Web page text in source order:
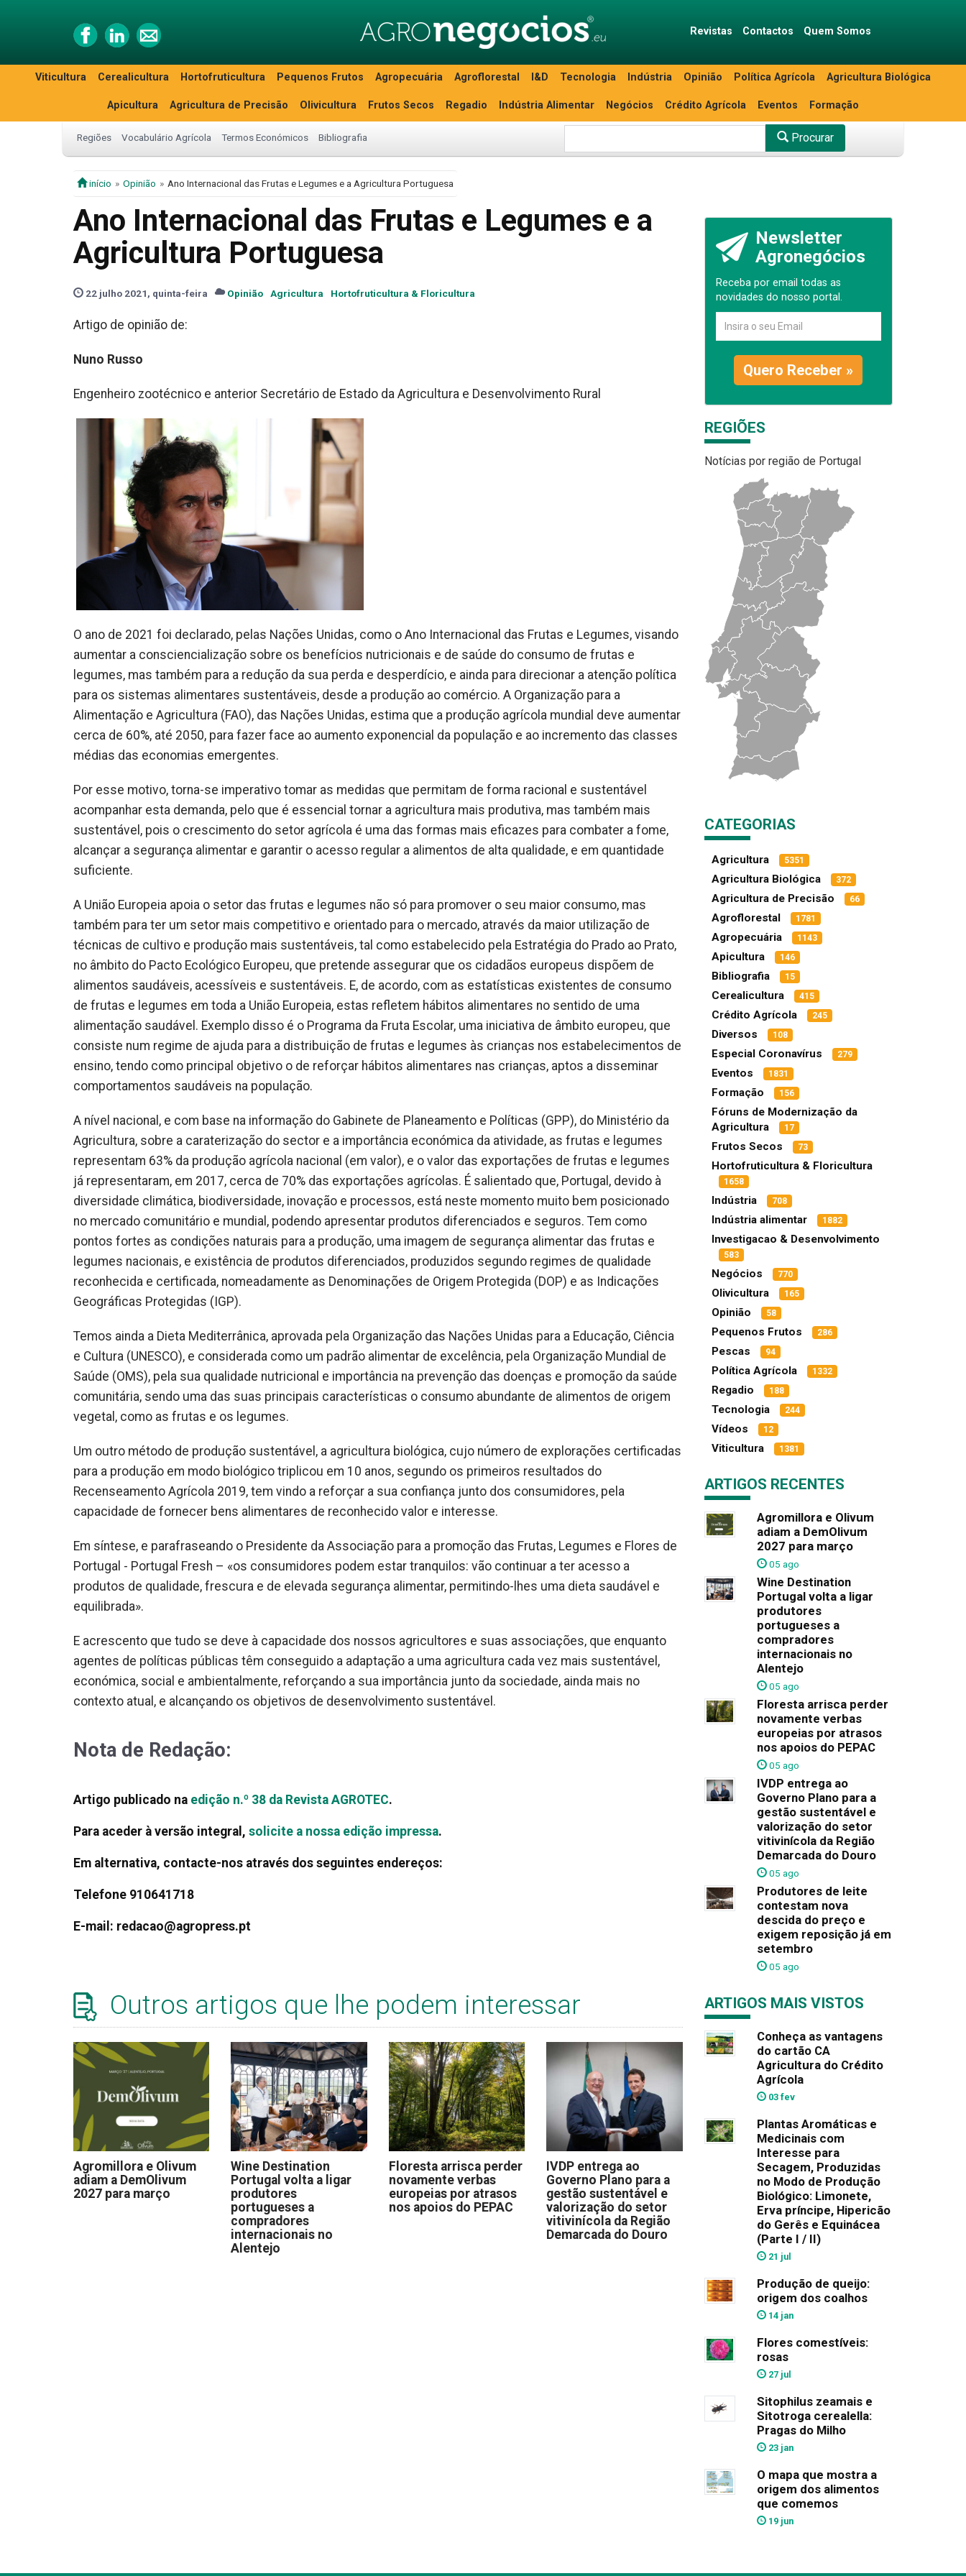
Revistas Contactos Quem Somos
Viticultura Cerealicultura Hortofruticultura Pequenos Frutos Agropecuária Agroflorestal I&D Tecnologia Indústria Opinião Política Agrícola Agricultura Biológica
Apicultura Agricultura de Precisão Olivicultura Frutos Secos Regadio Indústria Alimentar Negócios Crédito Agrícola Eventos Formação
Regiões Vocabulário Agrícola Termos Económicos Bibliografia Procurar
início Opinião Ano Internacional das Frutas e Legumes e a Agricultura Portuguesa
Ano Internacional das Frutas e Legumes e a
Agricultura Portuguesa
22 julho 2021, quinta-feira Opinião Agricultura Hortofruticultura & Floricultura
Artigo de opinião de:
Nuno Russo
Engenheiro zootécnico e anterior Secretário de Estado da Agricultura e Desenvolvimento Rural
O ano de 2021 foi declarado, pelas Nações Unidas, como o Ano Internacional das Frutas e Legumes, visando
aumentar a consciencialização sobre os benefícios nutricionais e de saúde do consumo de frutas e
legumes, mas também para a redução da sua perda e desperdício, e ainda para direcionar a atenção política
para os sistemas alimentares sustentáveis, desde a produção ao comércio. A Organização para a
Alimentação e Agricultura (FAO), das Nações Unidas, estima que a produção agrícola mundial deve aumentar
cerca de 60%, até 2050, para fazer face ao aumento exponencial da população e ao incremento das classes
médias das economias emergentes.
Por esse motivo, torna-se imperativo tomar as medidas que permitam de forma racional e sustentável
acompanhar esta demanda, pelo que é essencial tornar a agricultura mais produtiva, mas também mais
sustentável, pois o crescimento do setor agrícola é uma das formas mais eficazes para combater a fome,
alcançar a segurança alimentar e garantir o acesso regular a alimentos de alta qualidade, e em quantidade
suficiente.
A União Europeia apoia o setor das frutas e legumes não só para promover o seu maior consumo, mas
também para ter um setor mais competitivo e orientado para o mercado, através da maior utilização de
técnicas de cultivo e produção mais sustentáveis, tal como estabelecido pela Estratégia do Prado ao Prato,
no âmbito do Pacto Ecológico Europeu, que pretende assegurar que os cidadãos europeus dispõem de
alimentos saudáveis, acessíveis e sustentáveis. E, de acordo, com as estatísticas existentes de consumo
de frutas e legumes em toda a União Europeia, estas refletem hábitos alimentares no sentido de uma
alimentação saudável. Exemplo disso é o Programa da Fruta Escolar, uma iniciativa de âmbito europeu, que
consiste num regime de ajuda para a distribuição de frutas e legumes às crianças nos estabelecimentos de
ensino, tendo como principal objetivo o de reforçar hábitos alimentares nas crianças, aptos a disseminar
comportamentos saudáveis na população.
A nível nacional, e com base na informação do Gabinete de Planeamento e Políticas (GPP), do Ministério da
Agricultura, sobre a caraterização do sector e a importância económica da atividade, as frutas e legumes
representam 63% da produção agrícola nacional (em valor), e o valor das exportações de frutas e legumes
já representaram, em 2017, cerca de 70% das exportações agrícolas. É salientado que, Portugal, devido à
diversidade climática, biodiversidade, inovação e processos, está neste momento muito bem posicionado
no mercado comunitário e mundial, podendo apresentar produtos diferenciados e seguros. Tem como
pontos fortes as condições naturais para a produção, uma imagem de segurança alimentar das frutas e
legumes nacionais, e existência de produtos diferenciados, produzidos segundo regimes de qualidade
reconhecida e certificada, nomeadamente as Denominações de Origem Protegida (DOP) e as Indicações
Geográficas Protegidas (IGP).
Temos ainda a Dieta Mediterrânica, aprovada pela Organização das Nações Unidas para a Educação, Ciência
e Cultura (UNESCO), e considerada como um padrão alimentar de excelência, pela Organização Mundial de
Saúde (OMS), pela sua qualidade nutricional e importância na prevenção das doenças e promoção da saúde
comunitária, sendo uma das suas principais características o consumo abundante de alimentos de origem
vegetal, como as frutas e os legumes.
Um outro método de produção sustentável, a agricultura biológica, cujo número de explorações certificadas
para a produção em modo biológico triplicou em 10 anos, segundo os primeiros resultados do
Recenseamento Agrícola 2019, tem vindo a reforçar a sua confiança junto dos consumidores, pela
capacidade de fornecer bens alimentares de reconhecido valor e interesse.
Em síntese, e parafraseando o Presidente da Associação para a promoção das Frutas, Legumes e Flores de
Portugal - Portugal Fresh – «os consumidores podem estar tranquilos: vão continuar a ter acesso a
produtos de qualidade, frescura e de elevada segurança alimentar, permitindo-lhes uma dieta saudável e
equilibrada».
E acrescento que tudo se deve à capacidade dos nossos agricultores e suas associações, que enquanto
agentes de políticas públicas têm conseguido a adaptação a uma agricultura cada vez mais sustentável,
económica, social e ambientalmente, reforçando a sua importância junto da sociedade, ainda mais no
contexto atual, e alcançando os objetivos de desenvolvimento sustentável.
Nota de Redação:
Artigo publicado na edição n.º 38 da Revista AGROTEC.
Para aceder à versão integral, solicite a nossa edição impressa.
Em alternativa, contacte-nos através dos seguintes endereços:
Telefone 910641718
E-mail: redacao@agropress.pt
Outros artigos que lhe podem interessar
Agromillora e Olivum
adiam a DemOlivum
2027 para março
Wine Destination
Portugal volta a ligar
produtores
portugueses a
compradores
internacionais no
Alentejo
Floresta arrisca perder
novamente verbas
europeias por atrasos
nos apoios do PEPAC
IVDP entrega ao
Governo Plano para a
gestão sustentável e
valorização do setor
vitivinícola da Região
Demarcada do Douro
Newsletter
Agronegócios
Receba por email todas as
novidades do nosso portal.
Quero Receber »
REGIÕES
Notícias por região de Portugal
CATEGORIAS
Agricultura 5351
Agricultura Biológica 372
Agricultura de Precisão 66
Agroflorestal 1781
Agropecuária 1143
Apicultura 146
Bibliografia 15
Cerealicultura 415
Crédito Agrícola 245
Diversos 108
Especial Coronavírus 279
Eventos 1831
Formação 156
Fóruns de Modernização da
Agricultura
17
Frutos Secos 73
Hortofruticultura & Floricultura
1658
Indústria 708
Indústria alimentar 1882
Investigacao & Desenvolvimento
583
Negócios 770
Olivicultura 165
Opinião 58
Pequenos Frutos 286
Pescas 94
Política Agrícola 1332
Regadio 188
Tecnologia 244
Vídeos 12
Viticultura 1381
ARTIGOS RECENTES
Agromillora e Olivum
adiam a DemOlivum
2027 para março
05 ago
Wine Destination
Portugal volta a ligar
produtores
portugueses a
compradores
internacionais no
Alentejo
05 ago
Floresta arrisca perder
novamente verbas
europeias por atrasos
nos apoios do PEPAC
05 ago
IVDP entrega ao
Governo Plano para a
gestão sustentável e
valorização do setor
vitivinícola da Região
Demarcada do Douro
05 ago
Produtores de leite
contestam nova
descida do preço e
exigem reposição já em
setembro
05 ago
ARTIGOS MAIS VISTOS
Conheça as vantagens
do cartão CA
Agricultura do Crédito
Agrícola
03 fev
Plantas Aromáticas e
Medicinais com
Interesse para
Secagem, Produzidas
no Modo de Produção
Biológico: Limonete,
Erva príncipe, Hipericão
do Gerês e Equinácea
(Parte I / II)
21 jul
Produção de queijo:
origem dos coalhos
14 jan
Flores comestíveis:
rosas
27 jul
Sitophilus zeamais e
Sitotroga cerealella:
Pragas do Milho
23 jan
O mapa que mostra a
origem dos alimentos
que comemos
19 jun